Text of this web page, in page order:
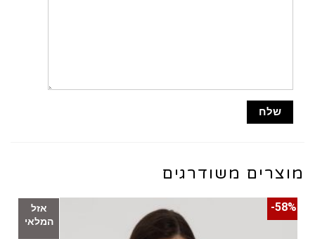
מוצרים משודרגים
אזל
המלאי
58%-